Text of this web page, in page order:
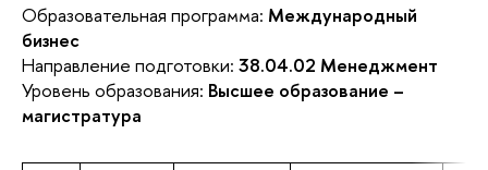
Образовательная программа: Международный
бизнес
Направление подготовки: 38.04.02 Менеджмент
Уровень образования: Высшее образование –
магистратура